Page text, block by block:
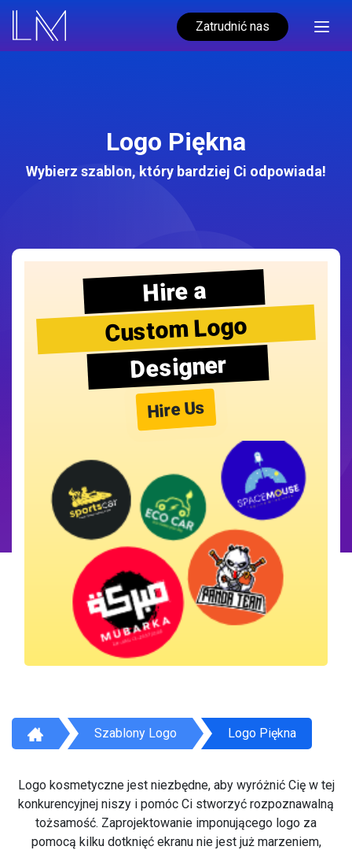
Zatrudnić nas
Logo Piękna
Wybierz szablon, który bardziej Ci odpowiada!
Hire a
Custom Logo
Designer
Hire Us
Szablony Logo Logo Piękna
Logo kosmetyczne jest niezbędne, aby wyróżnić Cię w tej
konkurencyjnej niszy i pomóc Ci stworzyć rozpoznawalną
tożsamość. Zaprojektowanie imponującego logo za
pomocą kilku dotknięć ekranu nie jest już marzeniem,